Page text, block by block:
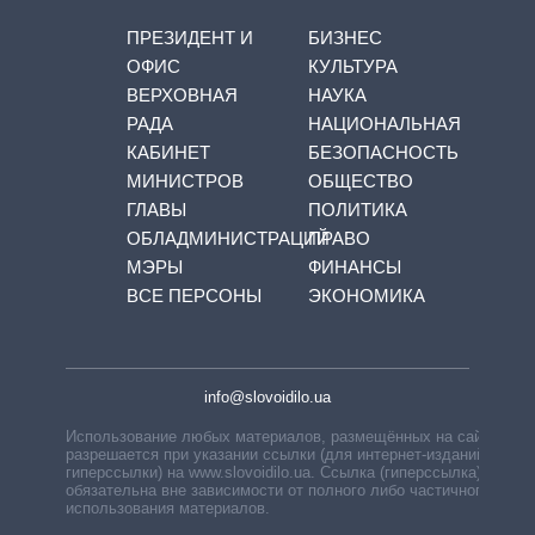
ПРЕЗИДЕНТ И
ОФИС
ВЕРХОВНАЯ
РАДА
КАБИНЕТ
МИНИСТРОВ
ГЛАВЫ
ОБЛАДМИНИСТРАЦИЙ
МЭРЫ
ВСЕ ПЕРСОНЫ
БИЗНЕС
КУЛЬТУРА
НАУКА
НАЦИОНАЛЬНАЯ
БЕЗОПАСНОСТЬ
ОБЩЕСТВО
ПОЛИТИКА
ПРАВО
ФИНАНСЫ
ЭКОНОМИКА
info@slovoidilo.ua
Использование любых материалов, размещённых на сайте,
разрешается при указании ссылки (для интернет-изданий —
гиперссылки) на www.slovoidilo.ua. Ссылка (гиперссылка)
обязательна вне зависимости от полного либо частичного
использования материалов.